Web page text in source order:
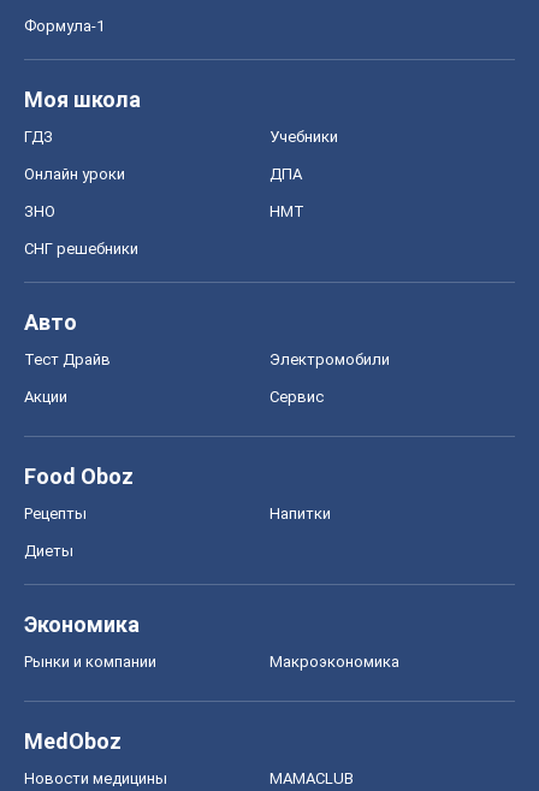
Формула-1
Моя школа
ГДЗ Учебники
Онлайн уроки ДПА
ЗНО НМТ
СНГ решебники
Авто
Тест Драйв Электромобили
Акции Сервис
Food Oboz
Рецепты Напитки
Диеты
Экономика
Рынки и компании Mакроэкономика
MedOboz
Новости медицины MAMACLUB